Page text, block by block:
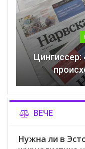
Цингиссер:
ВЕЧЕ
Нужна ли в